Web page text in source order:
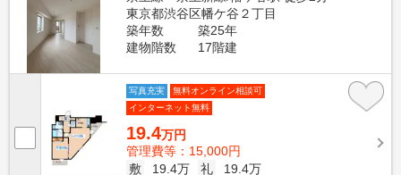
東京都渋谷区幡ケ谷２丁目
築年数
築25年
建物階数
17階建
写真充実
無料オンライン相談可
インターネット無料
19.4万円
管理費等：15,000円
敷
19.4万 礼
19.4万